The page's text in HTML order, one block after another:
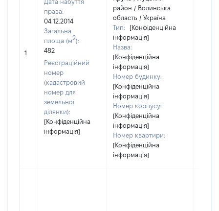
1
Дата набуття
права:
04.12.2014
Загальна
площа (м2):
482
Реєстраційний
номер
(кадастровий
номер для
земельної
ділянки):
[Конфіденційна
інформація]
район / Волинська
область / Україна
Тип:
[Конфіденційна
інформація]
Назва:
[Конфіденційна
інформація]
Номер будинку:
[Конфіденційна
інформація]
Номер корпусу:
[Конфіденційна
інформація]
Номер квартири:
[Конфіденційна
інформація]